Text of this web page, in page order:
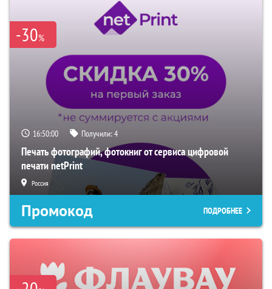
-30%
16:49:59 Получили:4
Печать фотографий, фотокниг от сервиса цифровой
печати netPrint
Россия
Промокод ПОДРОБНЕЕ